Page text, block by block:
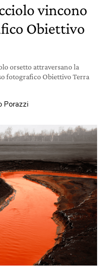
vincono
Obiettivo
orsetto attraversano la
fotografico Obiettivo Terra
Porazzi